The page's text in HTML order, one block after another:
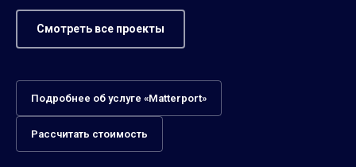
Смотреть все проекты
Подробнее об услуге «Matterport»
Рассчитать стоимость